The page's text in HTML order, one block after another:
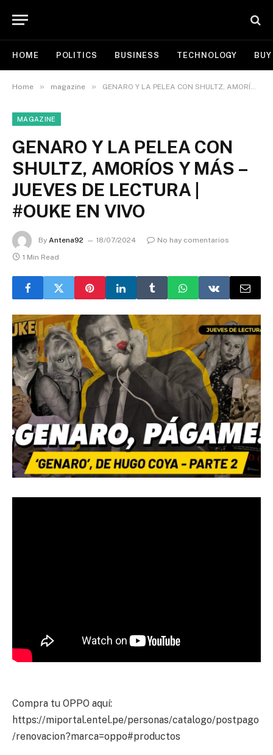
HOME POLITICS BUSINESS TECHNOLOGY
Home » magazine » GENARO Y LA PELEA CON SHULTZ, AMORÍOS Y MÁS – JUEVES DE LECTURA | #OUKE EN VIVO
MAGAZINE
GENARO Y LA PELEA CON
SHULTZ, AMORÍOS Y MÁS –
JUEVES DE LECTURA |
#OUKE EN VIVO
By Antena92 18/07/2024
No hay comentarios
1 Min Read
Compra tu OPPO aquí:
https://miportal.entel.pe/personas/catalogo/postpago
/renovacion?marca=oppo#productos